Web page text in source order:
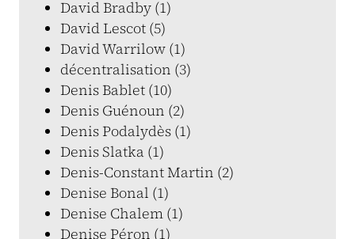
David Bradby (1)
David Lescot (5)
David Warrilow (1)
décentralisation (3)
Denis Bablet (10)
Denis Guénoun (2)
Denis Podalydès (1)
Denis Slatka (1)
Denis-Constant Martin (2)
Denise Bonal (1)
Denise Chalem (1)
Denise Péron (1)